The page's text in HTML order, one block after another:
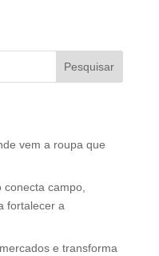
Pesquisar
vem a roupa que
campo,
fortalecer a
e transforma